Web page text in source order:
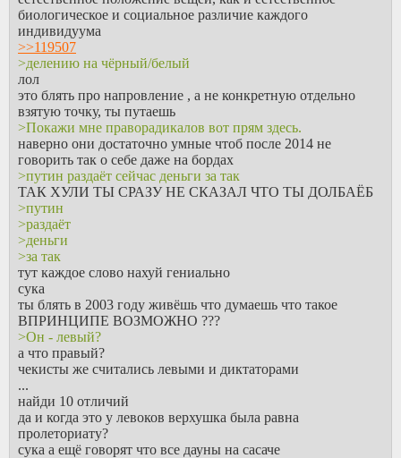
биологическое и социальное различие каждого
индивидуума
>>119507
>делению на чёрный/белый
лол
это блять про напровление , а не конкретную отдельно
взятую точку, ты путаешь
>Покажи мне праворадикалов вот прям здесь.
наверно они достаточно умные чтоб после 2014 не
говорить так о себе даже на бордах
>путин раздаёт сейчас деньги за так
ТАК ХУЛИ ТЫ СРАЗУ НЕ СКАЗАЛ ЧТО ТЫ ДОЛБАЁБ
>путин
>раздаёт
>деньги
>за так
тут каждое слово нахуй гениально
сука
ты блять в 2003 году живёшь что думаешь что такое
ВПРИНЦИПЕ ВОЗМОЖНО ???
>Он - левый?
а что правый?
чекисты же считались левыми и диктаторами
...
найди 10 отличий
да и когда это у левоков верхушка была равна
пролеториату?
сука а ещё говорят что все дауны на сасаче